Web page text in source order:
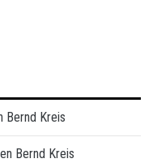
Bernd Kreis
Bernd Kreis